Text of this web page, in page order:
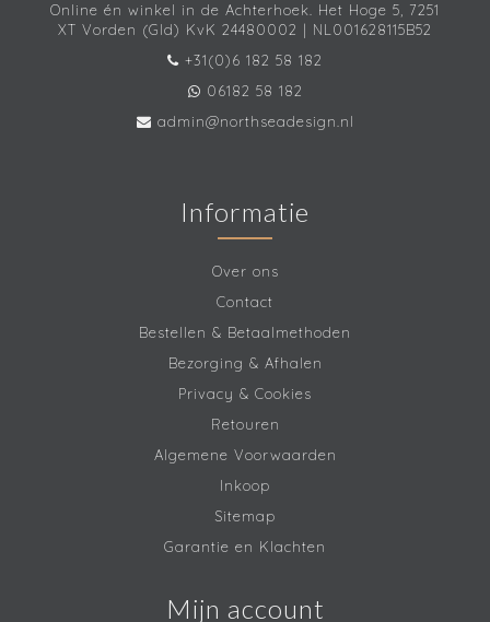
Online én winkel in de Achterhoek. Het Hoge 5, 7251
XT Vorden (Gld) KvK 24480002 | NL001628115B52
+31(0)6 182 58 182
06182 58 182
admin@northseadesign.nl
Informatie
Over ons
Contact
Bestellen & Betaalmethoden
Bezorging & Afhalen
Privacy & Cookies
Retouren
Algemene Voorwaarden
Inkoop
Sitemap
Garantie en Klachten
Mijn account